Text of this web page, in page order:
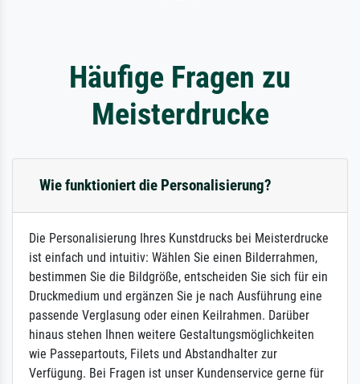
Häufige Fragen zu
Meisterdrucke
Wie funktioniert die Personalisierung?
Die Personalisierung Ihres Kunstdrucks bei Meisterdrucke
ist einfach und intuitiv: Wählen Sie einen Bilderrahmen,
bestimmen Sie die Bildgröße, entscheiden Sie sich für ein
Druckmedium und ergänzen Sie je nach Ausführung eine
passende Verglasung oder einen Keilrahmen. Darüber
hinaus stehen Ihnen weitere Gestaltungsmöglichkeiten
wie Passepartouts, Filets und Abstandhalter zur
Verfügung. Bei Fragen ist unser Kundenservice gerne für